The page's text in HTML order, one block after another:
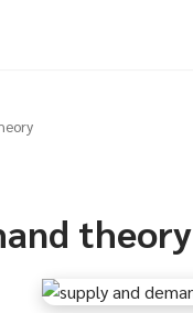
theory